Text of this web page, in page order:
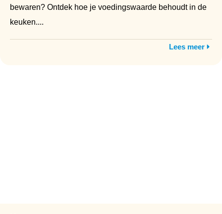
bewaren? Ontdek hoe je voedingswaarde behoudt in de
keuken....
Lees meer